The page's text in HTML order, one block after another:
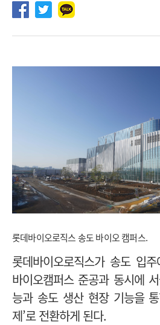
롯데바이오로직스 송도 바이오 캠퍼스.
롯데바이오로직스가 송도 입
바이오캠퍼스 준공과 동시에
능과 송도 생산 현장 기능을
제’로 전환하게 된다.